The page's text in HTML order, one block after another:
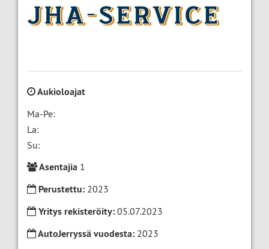
Aukioloajat
Ma-Pe:
La:
Su:
Asentajia 1
Perustettu: 2023
Yritys rekisteröity: 05.07.2023
AutoJerryssä vuodesta: 2023